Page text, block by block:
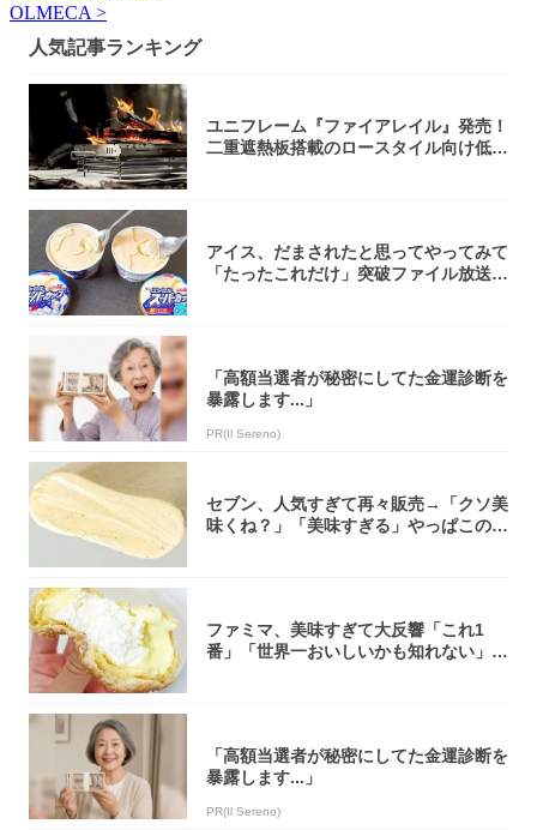
OLMECA >
人気記事ランキング
ユニフレーム『ファイアレイル』発売！
二重遮熱板搭載のロースタイル向け低型
アイス、だまされたと思ってやってみて
「たったこれだけ」突破ファイル放送で
「高額当選者が秘密にしてた金運診断を
暴露します...」
PR(Il Sereno)
セブン、人気すぎて再々販売→「クソ美
味くね？」「美味すぎる」やっぱこのク
ファミマ、美味すぎて大反響「これ1
番」「世界一おいしいかも知れない」
「高額当選者が秘密にしてた金運診断を
暴露します...」
PR(Il Sereno)